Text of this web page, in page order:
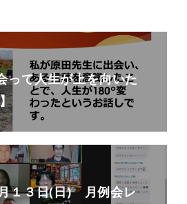
って⼈⽣が上を向いた
１３日(日) 月例会レ